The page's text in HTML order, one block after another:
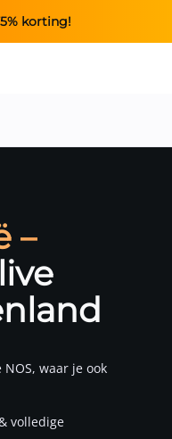
korting!
–
live
waar je ook
volledige